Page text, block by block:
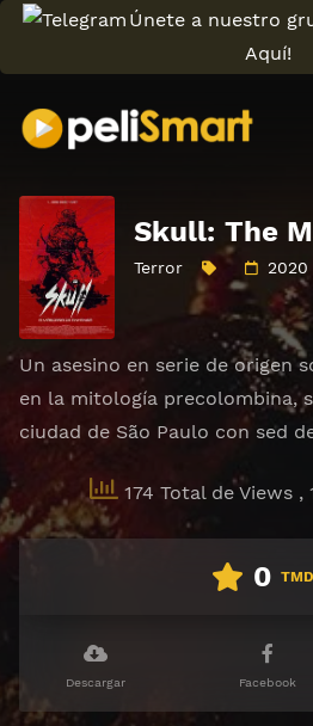
Únete a nuestro
Aquí!
Skull: The
Terror 2020
Un asesino en serie de origen
en la mitología precolombina,
ciudad de São Paulo con sed
174 Total de Views ,
0
Descargar Facebook